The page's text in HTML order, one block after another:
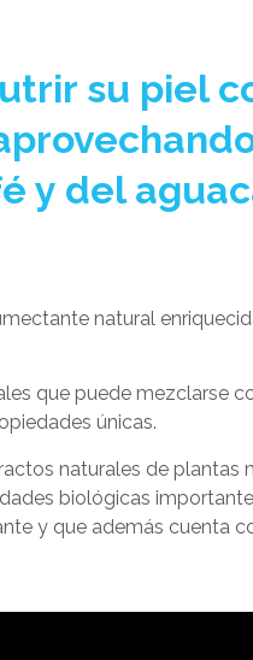
su piel
y del
natural
que puede mezclarse
únicas.
naturales de plantas
biológicas
y que además cuenta